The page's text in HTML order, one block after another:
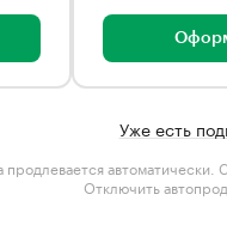
Уже есть
продлевается автоматически.
Отключить